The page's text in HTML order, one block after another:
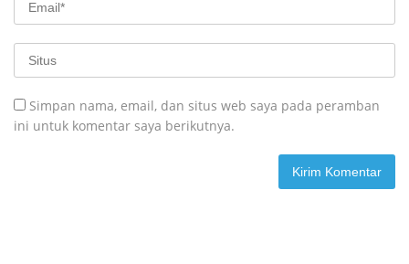
Simpan nama, email, dan situs web saya pada peramban
ini untuk komentar saya berikutnya.